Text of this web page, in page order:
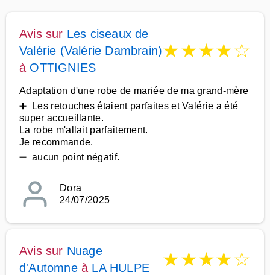
Avis sur Les ciseaux de
Valérie (Valérie Dambrain)
à OTTIGNIES
★★★★☆
Adaptation d'une robe de mariée de ma grand-mère
➕ Les retouches étaient parfaites et Valérie a été
super accueillante.
La robe m'allait parfaitement.
Je recommande.
➖ aucun point négatif.
Dora
24/07/2025
Avis sur Nuage
d'Automneà LA HULPE ★★★★☆